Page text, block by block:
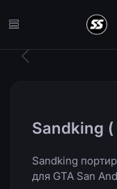
Sandking
Sandking
для GTA San